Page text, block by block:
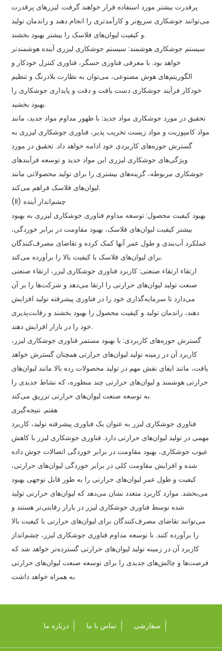
پرقدرت بیشتر مورد استفاده قرار خواهند گرفت. لیزرهای پرقدرت
می‌توانند جوشکاری سریع‌تر و کارآمدتری را انجام دهند و راندمان تولید
و کیفیت لیوان‌های فلاسک را بیشتر بهبود بخشند.
سیستم جوشکاری هوشمند: سیستم جوشکاری لیزری آینده هوشمندتر
خواهد بود. با معرفی فناوری حسگر، فناوری کنترل خودکار و
الگوریتم‌های هوش مصنوعی، می‌توان به نظارت بلادرنگ و تنظیم
خودکار فرآیند جوشکاری دست یافت و دقت و پایداری جوشکاری را
بهبود بخشید.
تحقیق در مورد جوشکاری مواد جدید: با ظهور مداوم مواد جدید، مانند
مواد کامپوزیت و مواد زیست تخریب پذیر، فناوری جوشکاری لیزری به
گسترش حوزه‌های کاربردی خود ادامه خواهد داد. تحقیق در مورد
ویژگی‌های جوشکاری لیزری این مواد جدید و توسعه فرآیندهای
جوشکاری مربوطه، گزینه‌های بیشتری را برای تولید محصولاتی مانند
لیوان‌های فلاسک فراهم می‌کند.
(II) چشم‌انداز آینده
بهبود کیفیت محصول: توسعه مداوم فناوری جوشکاری لیزری به بهبود
بیشتر کیفیت لیوان‌های فلاسک، بهبود مقاومت در برابر خوردگی،
عملکرد آب‌بندی و طول عمر آنها کمک کرده و تقاضای مصرف‌کنندگان
برای لیوان‌های فلاسک با کیفیت بالا را برآورده می‌کند.
ارتقاء ارتقاء صنعتی: کاربرد فناوری جوشکاری لیزر، ارتقاء صنعتی
صنعت تولید لیوان‌های حرارتی را ارتقا می‌دهد و شرکت‌ها را بر آن
می‌دارد تا سرمایه‌گذاری خود را در فناوری پیشرفته تولید افزایش
دهند، راندمان تولید و کیفیت محصول را بهبود بخشند و رقابت‌پذیری
خود را در بازار افزایش دهند.
گسترش حوزه‌های کاربردی: با بهبود مستمر فناوری جوشکاری لیزر،
کاربرد آن در زمینه تولید لیوان‌های حرارتی همچنان گسترش خواهد
یافت، مانند ایفای نقش مهم در تولید محصولات رده بالا مانند لیوان‌های
حرارتی هوشمند و لیوان‌های حرارتی چند منظوره، که نشاط جدیدی را
به توسعه صنعت لیوان‌های حرارتی تزریق می‌کند.
هفتم. نتیجه‌گیری
فناوری جوشکاری لیزر به عنوان یک فناوری پیشرفته تولید، کاربرد
مهمی در تولید لیوان‌های حرارتی دارد. فناوری جوشکاری لیزر با کاهش
عیوب جوشکاری، بهبود مقاومت در برابر خوردگی اتصالات جوش داده
شده و افزایش مقاومت کلی در برابر خوردگی لیوان‌های حرارتی،
کیفیت و طول عمر لیوان‌های حرارتی را به طور قابل توجهی بهبود
می‌بخشد. موارد کاربرد متعدد نشان می‌دهد که لیوان‌های حرارتی تولید
شده توسط فناوری جوشکاری لیزر در بازار رقابتی‌تر هستند و
می‌توانند تقاضای مصرف‌کنندگان برای لیوان‌های حرارتی با کیفیت بالا
را برآورده کنند. با توسعه مداوم فناوری جوشکاری لیزر، چشم‌انداز
کاربرد آن در زمینه تولید لیوان‌های حرارتی گسترده‌تر خواهد شد که
فرصت‌ها و چالش‌های جدیدی را برای توسعه صنعت لیوان‌های حرارتی
به همراه خواهد داشت.
درباره ما تماس با ما سفارشی